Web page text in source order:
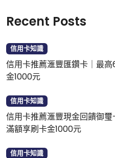
Recent Posts
信用卡知識
信用卡推薦滙豐匯鑽卡｜最
金1000元
信用卡知識
信用卡推薦滙豐現金回饋御
滿額享刷卡金1000元
信用卡知識